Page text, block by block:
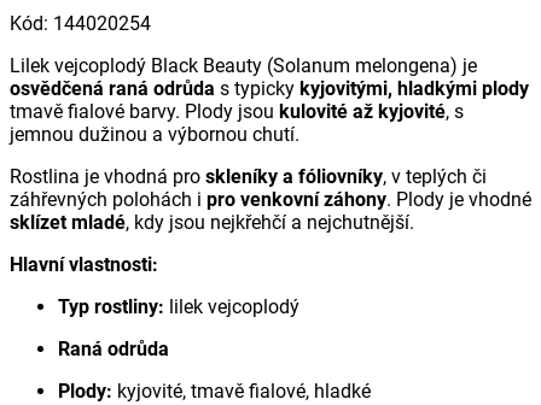
Kód: 144020254
Lilek vejcoplodý Black Beauty (Solanum melongena) je
osvědčená raná odrůda s typicky kyjovitými, hladkými plody
tmavě fialové barvy. Plody jsou kulovité až kyjovité, s
jemnou dužinou a výbornou chutí.
Rostlina je vhodná pro skleníky a fóliovníky, v teplých či
záhřevných polohách i pro venkovní záhony. Plody je vhodné
sklízet mladé, kdy jsou nejkřehčí a nejchutnější.
Hlavní vlastnosti:
Typ rostliny: lilek vejcoplodý
Raná odrůda
Plody: kyjovité, tmavě fialové, hladké